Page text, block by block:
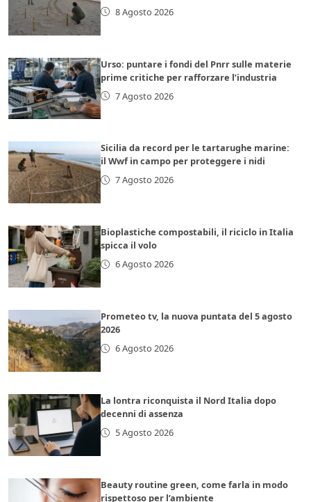
8 Agosto 2026
Urso: puntare i fondi del Pnrr sulle materie
prime critiche per rafforzare l’industria
7 Agosto 2026
Sicilia da record per le tartarughe marine:
il Wwf in campo per proteggere i nidi
7 Agosto 2026
Bioplastiche compostabili, il riciclo in Italia
spicca il volo
6 Agosto 2026
Prometeo tv, la nuova puntata del 5 agosto
2026
6 Agosto 2026
La lontra riconquista il Nord Italia dopo
decenni di assenza
5 Agosto 2026
Beauty routine green, come farla in modo
rispettoso per l’ambiente